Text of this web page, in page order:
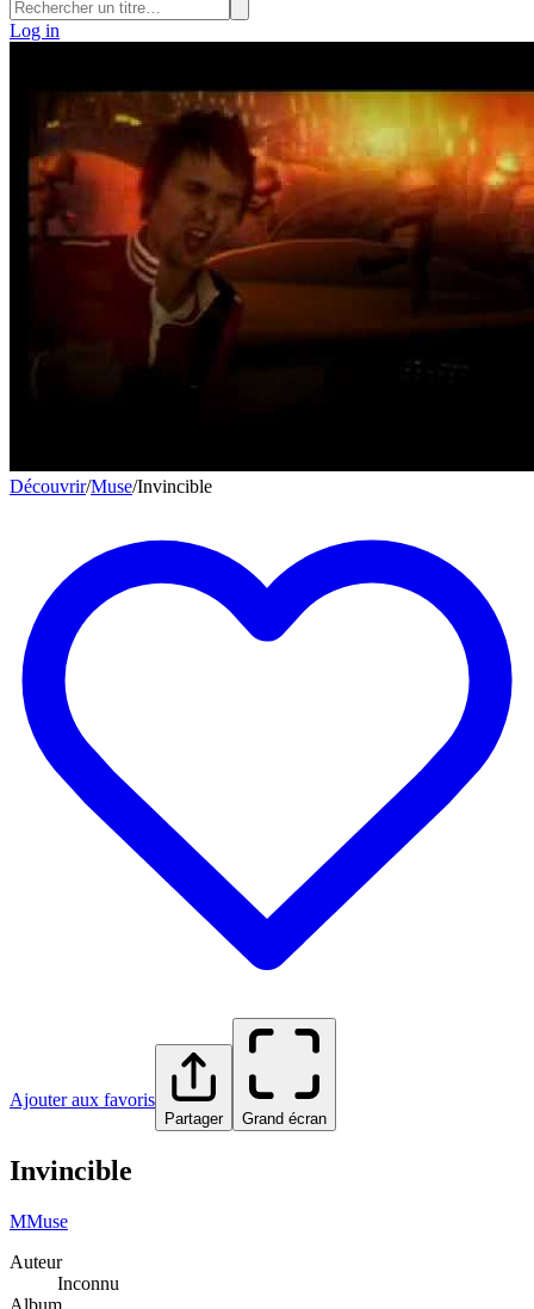
Log in
Découvrir/Muse/Invincible
Ajouter aux favoris
Partager Grand écran
Invincible
MMuse
Auteur
Inconnu
Album